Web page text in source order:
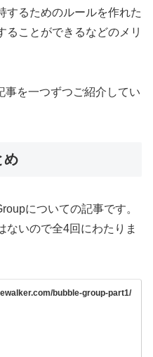
するためのルールを作れた
ることができるなどのメリ
事を一つずつご紹介してい
め
についての記事です。
ないので全4回にわたりま
bubble-group-part1/